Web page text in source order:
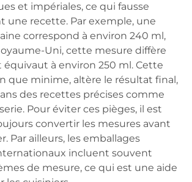
et impériales, ce qui fausse
une recette. Par exemple, une
correspond à environ 240 ml,
Uni, cette mesure diffère
équivaut à environ 250 ml. Cette
que minime, altère le résultat final ,
des recettes précises comme
Pour éviter ces pièges, il est
convertir les mesures avant
Par ailleurs, les emballages
incluent souvent
de mesure, ce qui est une aide